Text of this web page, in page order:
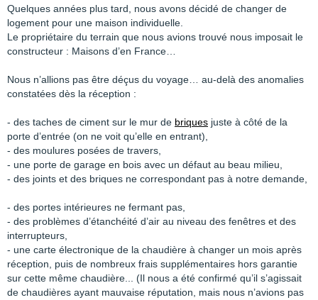
Quelques années plus tard, nous avons décidé de changer de
logement pour une maison individuelle.
Le propriétaire du terrain que nous avions trouvé nous imposait le
constructeur : Maisons d’en France…
Nous n’allions pas être déçus du voyage… au-delà des anomalies
constatées dès la réception :
- des taches de ciment sur le mur de briques juste à côté de la
porte d’entrée (on ne voit qu’elle en entrant),
- des moulures posées de travers,
- une porte de garage en bois avec un défaut au beau milieu,
- des joints et des briques ne correspondant pas à notre demande,
- des portes intérieures ne fermant pas,
- des problèmes d’étanchéité d’air au niveau des fenêtres et des
interrupteurs,
- une carte électronique de la chaudière à changer un mois après
réception, puis de nombreux frais supplémentaires hors garantie
sur cette même chaudière... (Il nous a été confirmé qu’il s’agissait
de chaudières ayant mauvaise réputation, mais nous n’avions pas